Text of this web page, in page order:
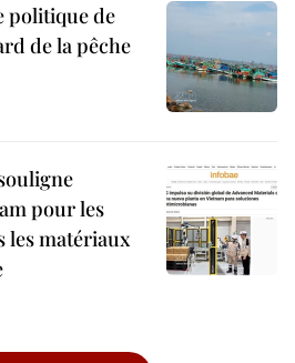
politique de
de la pêche
pour les
les matériaux